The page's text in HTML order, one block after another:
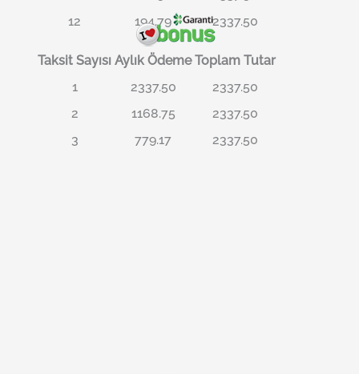
12
194.79 2337.50
Taksit Sayısı Aylık Ödeme Toplam Tutar
1
2337.50
2337.50
2
1168.75
2337.50
3
779.17 2337.50